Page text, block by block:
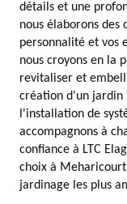
détails et une
nous élaborons
personnalité et vos
nous croyons en la
revitaliser et
création d'un jardin
l'installation de
accompagnons à
confiance à LTC
choix à
jardinage les plus